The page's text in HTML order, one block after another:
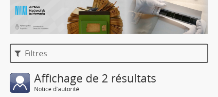
Filtres
Affichage de 2 résultats
Notice d'autorité